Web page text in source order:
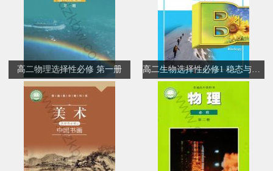
高二物理选择性必修 第一册 高二生物选择性必修1 稳态与调节